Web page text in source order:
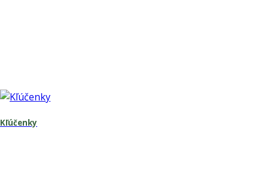
Kľúčenky